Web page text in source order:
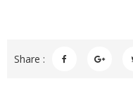
Share :